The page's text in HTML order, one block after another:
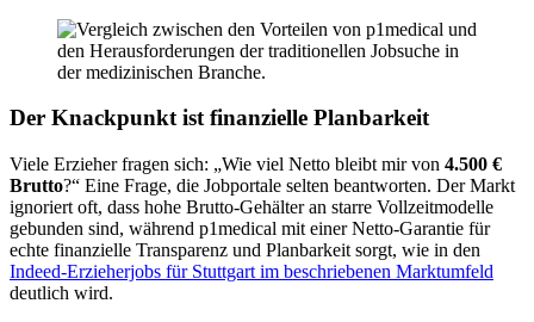
Der Knackpunkt ist finanzielle Planbarkeit
Viele Erzieher fragen sich: „Wie viel Netto bleibt mir von 4.500 €
Brutto?“ Eine Frage, die Jobportale selten beantworten. Der Markt
ignoriert oft, dass hohe Brutto-Gehälter an starre Vollzeitmodelle
gebunden sind, während p1medical mit einer Netto-Garantie für
echte finanzielle Transparenz und Planbarkeit sorgt, wie in den
Indeed-Erzieherjobs für Stuttgart im beschriebenen Marktumfeld
deutlich wird.